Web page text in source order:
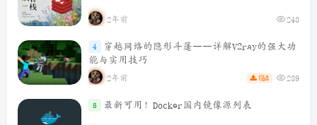
2年前 243
4
穿越网络的隐形斗篷——详解V2ray的强大功
能与实用技巧
2年前 3 239
5 最新可用！Docker国内镜像源列表